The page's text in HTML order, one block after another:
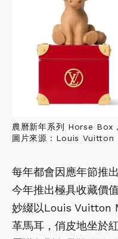
農曆新年系列 Horse Box
圖片來源：Louis Vuitton
每年都會因應年節推
今年推出極具收藏價
妙綴以Louis Vuitton
革馬耳，俏皮地坐於